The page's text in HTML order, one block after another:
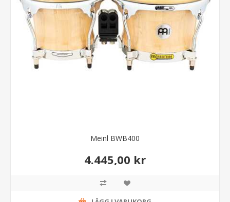
Meinl BWB400
4.445,00 kr